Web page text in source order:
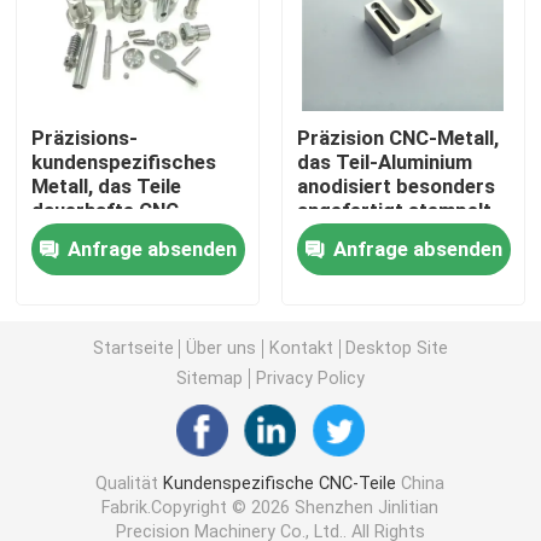
Drehenteile CNC
schnelle Prototypmaschinelle bearbeitung
Bearbeitungsaluminium CNC
Bearbeitungsdienstleistungen CNC
Kundenspezifische Metallteil-Herstellung
Cnc-Edelstahl-Teile
Präzisions-
kundenspezifisches
Metall, das Teile
dauerhafte CNC-
Aluminium-Herstellung
stempelt
Anfrage absenden
Präzision CNC-Metall,
das Teil-Aluminium
anodisiert besonders
angefertigt stempelt
Anfrage absenden
Startseite Über uns Kontakt
Desktop Site
Sitemap
Privacy Policy
Qualität Kundenspezifische CNC-Teile China
Fabrik.Copyright © 2026 Shenzhen Jinlitian
Precision Machinery Co., Ltd.. All Rights